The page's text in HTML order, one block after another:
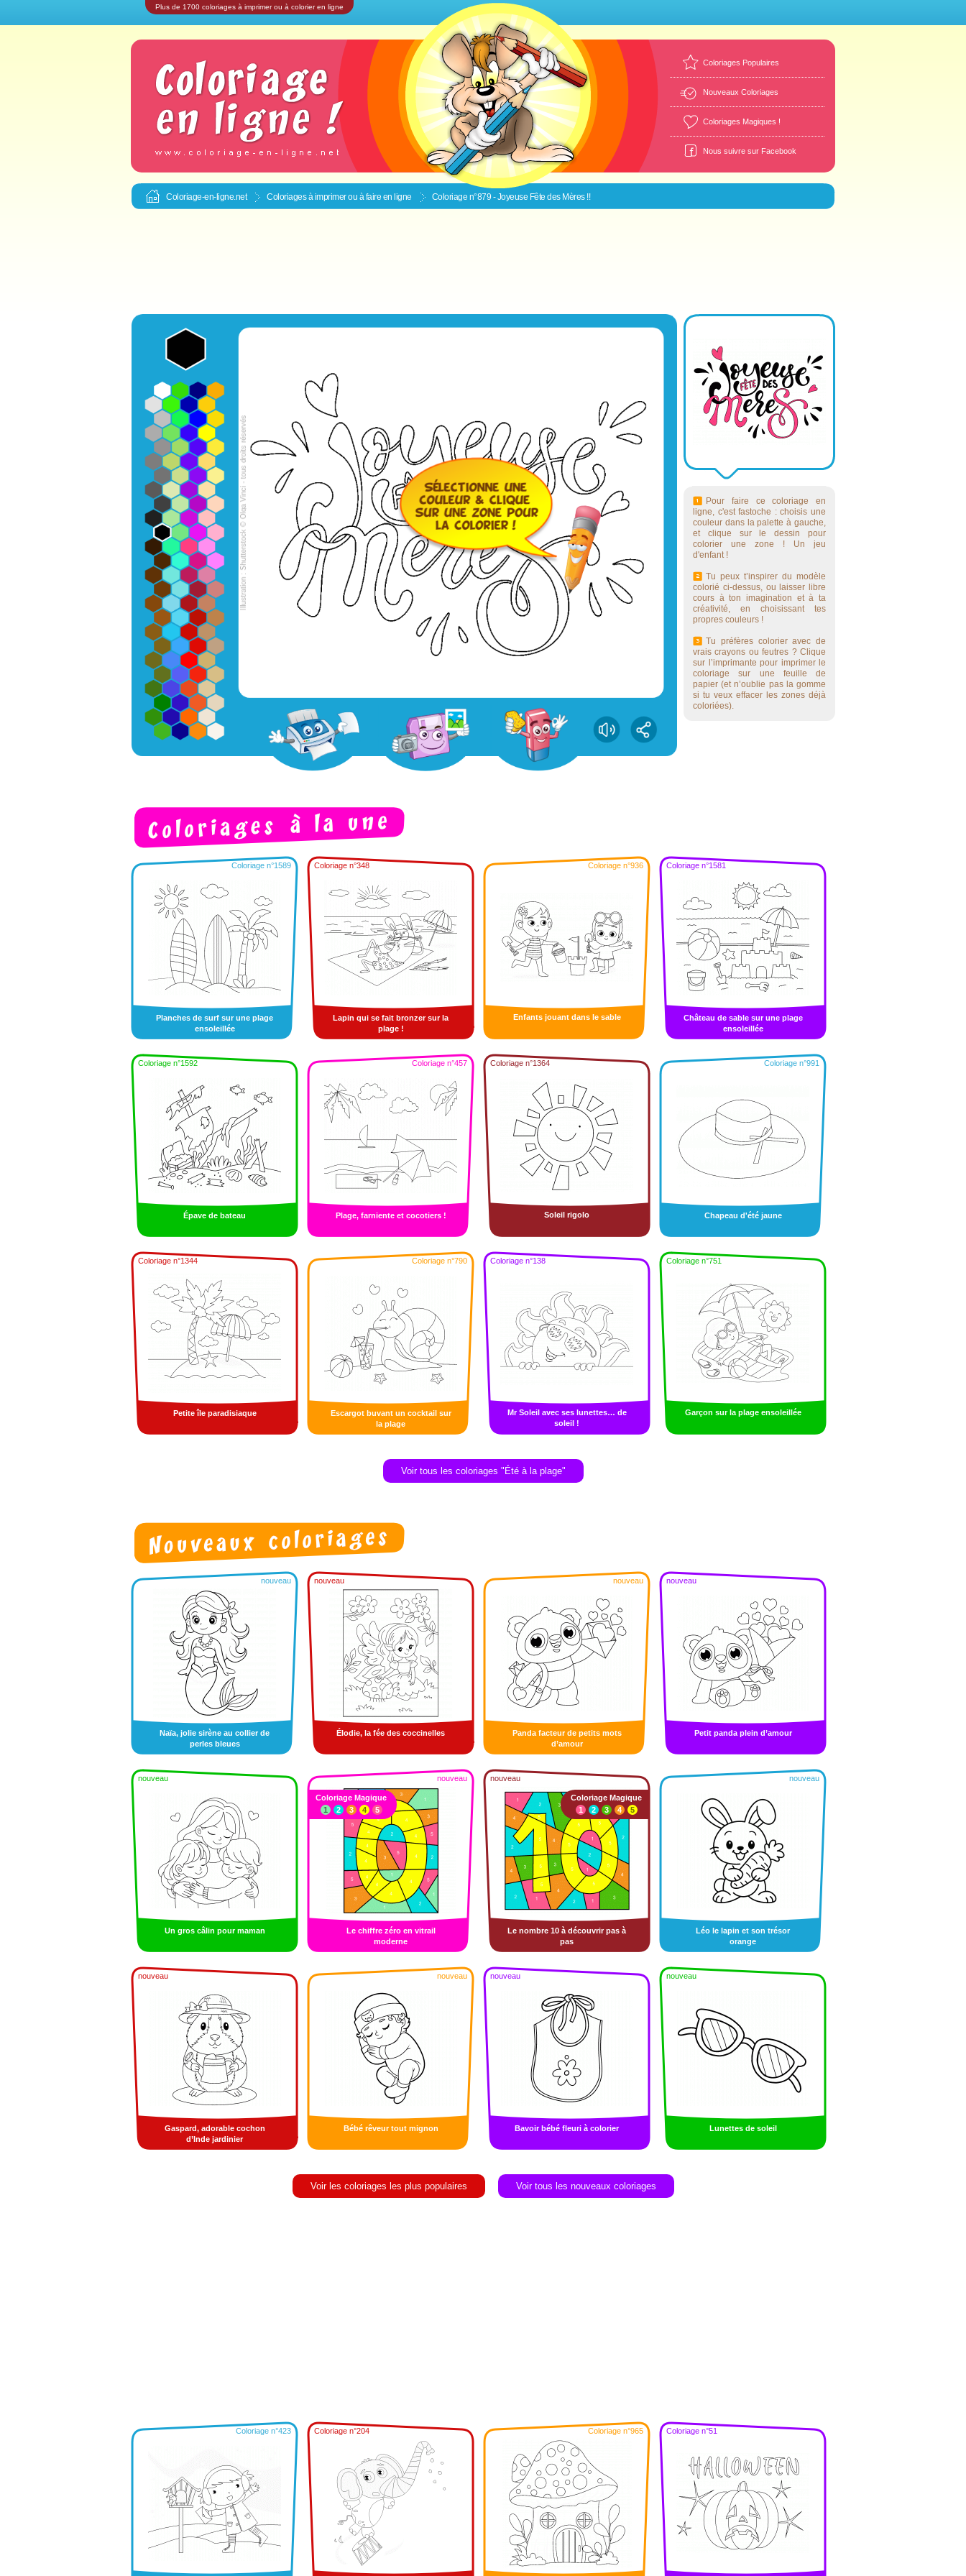
Plus de 1700 coloriages à imprimer ou à colorier en ligne
Coloriages Populaires
Nouveaux Coloriages
Coloriages Magiques !
Nous suivre sur Facebook
Coloriage-en-ligne.net Coloriages à imprimer ou à faire en ligne Coloriage n°879 - Joyeuse Fête des Mères !!
Pour faire ce coloriage en
ligne, c'est fastoche : choisis une
couleur dans la palette à gauche,
et clique sur le dessin pour
colorier une zone ! Un jeu
d'enfant !
Tu peux t’inspirer du modèle
colorié ci-dessus, ou laisser libre
cours à ton imagination et à ta
créativité, en choisissant tes
propres couleurs !
Tu préfères colorier avec de
vrais crayons ou feutres ? Clique
sur l’imprimante pour imprimer le
coloriage sur une feuille de
papier (et n’oublie pas la gomme
si tu veux effacer les zones déjà
coloriées).
Coloriage n°1589
Planches de surf sur une plage
ensoleillée
Coloriage n°348
Lapin qui se fait bronzer sur la
plage !
Coloriage n°936
Enfants jouant dans le sable
Coloriage n°1581
Château de sable sur une plage
ensoleillée
Coloriage n°1592
Épave de bateau
Coloriage n°457
Plage, farniente et cocotiers !
Coloriage n°1364
Soleil rigolo
Coloriage n°991
Chapeau d'été jaune
Coloriage n°1344
Petite île paradisiaque
Coloriage n°790
Escargot buvant un cocktail sur
la plage
Coloriage n°138
Mr Soleil avec ses lunettes… de
soleil !
Coloriage n°751
Garçon sur la plage ensoleillée
Voir tous les coloriages "Été à la plage"
nouveau
Naïa, jolie sirène au collier de
perles bleues
nouveau
Élodie, la fée des coccinelles
nouveau
Panda facteur de petits mots
d’amour
nouveau
Petit panda plein d’amour
nouveau
Un gros câlin pour maman
nouveau
Le chiffre zéro en vitrail
moderne
Coloriage Magique
1
2 3 4 5
nouveau
Le nombre 10 à découvrir pas à
pas
Coloriage Magique
1
2 3 4 5
nouveau
Léo le lapin et son trésor
orange
nouveau
Gaspard, adorable cochon
d’Inde jardinier
nouveau
Bébé rêveur tout mignon
nouveau
Bavoir bébé fleuri à colorier
nouveau
Lunettes de soleil
Voir les coloriages les plus populaires Voir tous les nouveaux coloriages
Coloriage n°423 Coloriage n°204 Coloriage n°965 Coloriage n°51